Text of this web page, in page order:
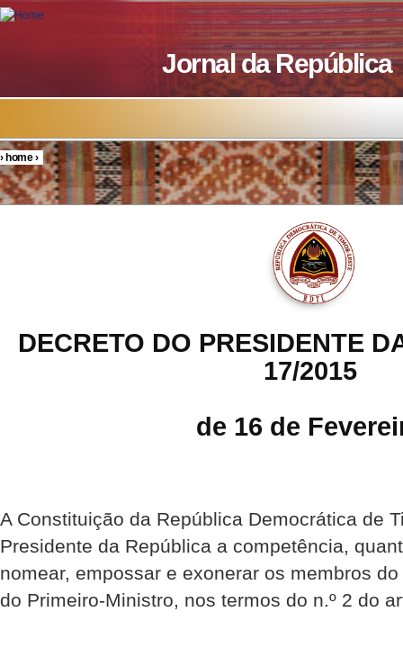
Skip to main content
Jornal da República
You are here
›home›
DECRETO DO PRESIDENTE
17/2015
de 16 de
A Constituição da República Democrática de
Presidente da República a competência,
nomear, empossar e exonerar os membros
do Primeiro-Ministro, nos termos do n.º 2 do